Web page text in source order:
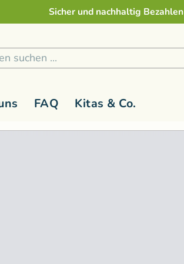
Sicher und nachhaltig Bezahlen
FAQ Kitas & Co.